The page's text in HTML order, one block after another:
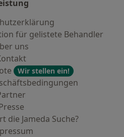
für gelistete Behandler
uns
Wir stellen ein!
die Jameda Suche?